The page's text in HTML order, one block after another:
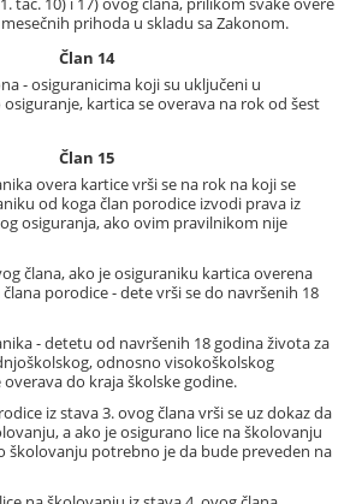
prihoda u skladu sa Zakonom.
Član 14
- osiguranicima koji su uključeni u
kartica se overava na rok od šest
Član 15
overa kartice vrši se na rok na koji se
od koga član porodice izvodi prava iz
osiguranja, ako ovim pravilnikom nije
člana, ako je osiguraniku kartica overena
porodice - dete vrši se do navršenih 18
- detetu od navršenih 18 godina života za
odnosno visokoškolskog
do kraja školske godine.
iz stava 3. ovog člana vrši se uz dokaz da
a ako je osigurano lice na školovanju
školovanju potrebno je da bude preveden na